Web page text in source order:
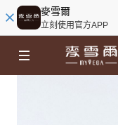
麥雪爾
立刻使用官方APP